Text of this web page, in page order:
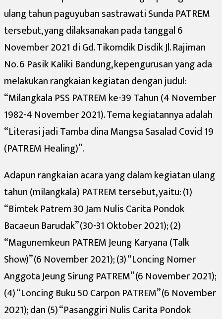
ulang tahun paguyuban sastrawati Sunda PATREM
tersebut, yang dilaksanakan pada tanggal 6
November 2021 di Gd. Tikomdik Disdik Jl. Rajiman
No. 6 Pasik Kaliki Bandung, kepengurusan yang ada
melakukan rangkaian kegiatan dengan judul:
“Milangkala PSS PATREM ke-39 Tahun (4 November
1982-4 November 2021). Tema kegiatannya adalah
“Literasi jadi Tamba dina Mangsa Sasalad Covid 19
(PATREM Healing)”.
Adapun rangkaian acara yang dalam kegiatan ulang
tahun (milangkala) PATREM tersebut, yaitu: (1)
“Bimtek Patrem 30 Jam Nulis Carita Pondok
Bacaeun Barudak” (30-31 Oktober 2021); (2)
“Magunemkeun PATREM Jeung Karyana (Talk
Show)” (6 November 2021); (3) “Loncing Nomer
Anggota Jeung Sirung PATREM” (6 November 2021);
(4) “Loncing Buku 50 Carpon PATREM” (6 November
2021); dan (5) “Pasanggiri Nulis Carita Pondok